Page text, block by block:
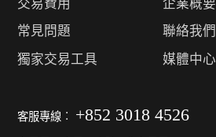
交易費用
常見問題
獨家交易工具
企業概要
聯絡我們
媒體中心
客服專線︰ +852 3018 4526